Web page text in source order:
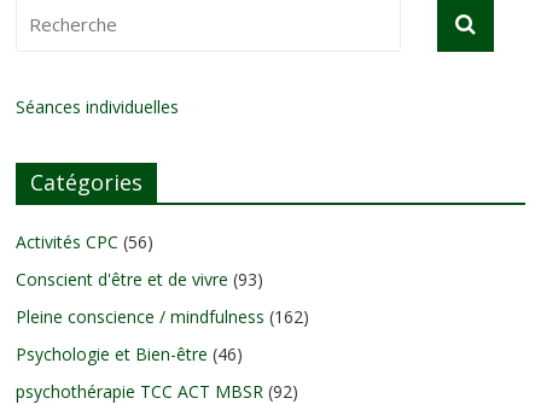
Séances individuelles
Catégories
Activités CPC (56)
Conscient d'être et de vivre (93)
Pleine conscience / mindfulness (162)
Psychologie et Bien-être (46)
psychothérapie TCC ACT MBSR (92)